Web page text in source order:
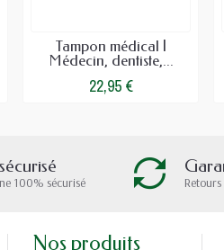
Tampon médical |
Médecin, dentiste,...
22,95 €
100% sécurisé
Nos produits